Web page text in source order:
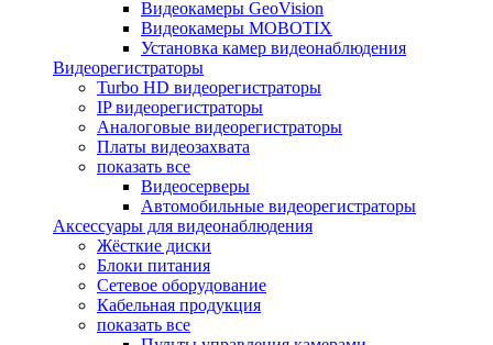
Видеокамеры GeoVision
Видеокамеры MOBOTIX
Установка камер видеонаблюдения
Видеорегистраторы
Turbo HD видеорегистраторы
IP видеорегистраторы
Аналоговые видеорегистраторы
Платы видеозахвата
показать все
Видеосерверы
Автомобильные видеорегистраторы
Аксессуары для видеонаблюдения
Жёсткие диски
Блоки питания
Сетевое оборудование
Кабельная продукция
показать все